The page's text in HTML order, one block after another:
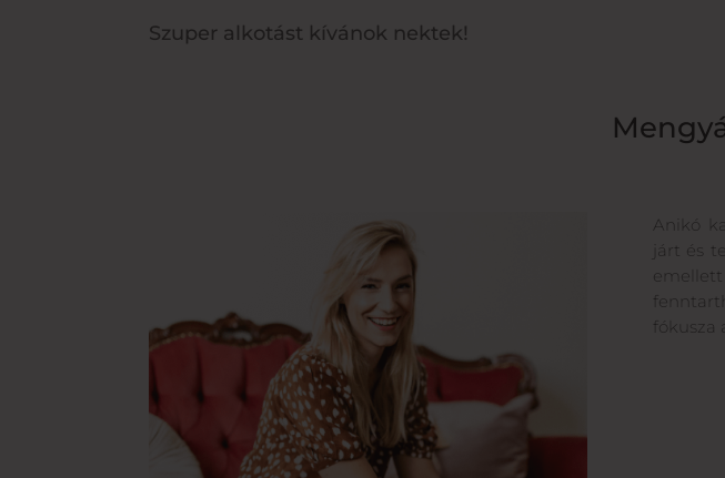
Szuper alkotást kívánok nektek!
Anikó
járt és
fókusza